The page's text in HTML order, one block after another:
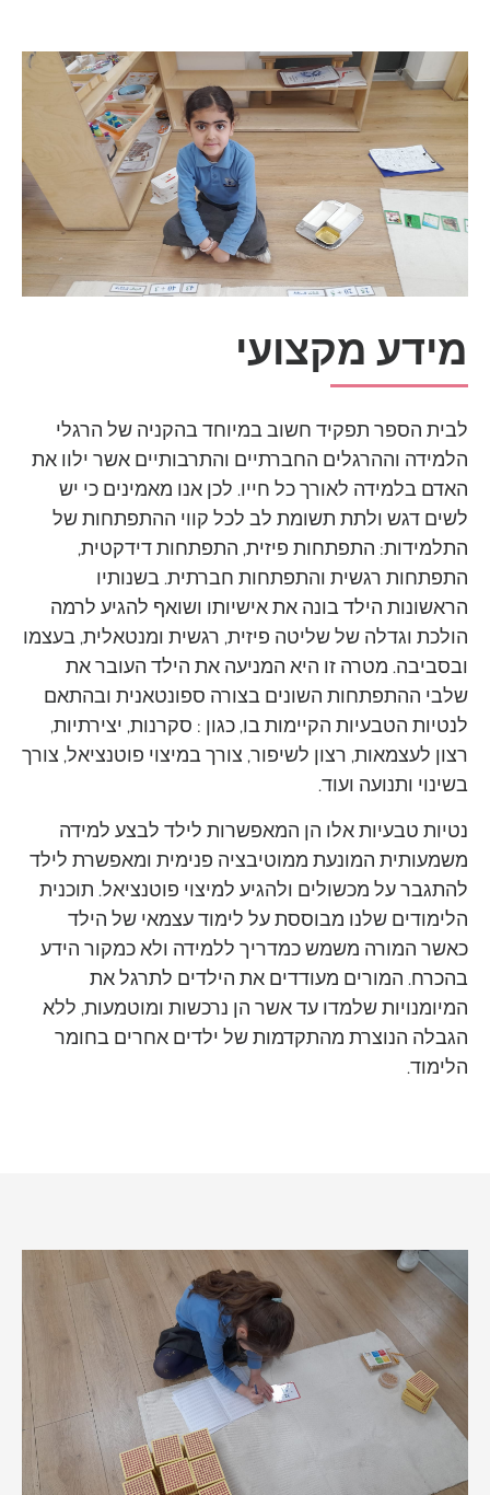
מידע מקצועי
לבית הספר תפקיד חשוב במיוחד בהקניה של הרגלי
הלמידה וההרגלים החברתיים והתרבותיים אשר ילוו את
האדם בלמידה לאורך כל חייו. לכן אנו מאמינים כי יש
לשים דגש ולתת תשומת לב לכל קווי ההתפתחות של
התלמידות: התפתחות פיזית, התפתחות דידקטית,
התפתחות רגשית והתפתחות חברתית. בשנותיו
הראשונות הילד בונה את אישיותו ושואף להגיע לרמה
הולכת וגדלה של שליטה פיזית, רגשית ומנטאלית, בעצמו
ובסביבה. מטרה זו היא המניעה את הילד העובר את
שלבי ההתפתחות השונים בצורה ספונטאנית ובהתאם
לנטיות הטבעיות הקיימות בו, כגון : סקרנות, יצירתיות,
רצון לעצמאות, רצון לשיפור, צורך במיצוי פוטנציאל, צורך
בשינוי ותנועה ועוד.
נטיות טבעיות אלו הן המאפשרות לילד לבצע למידה
משמעותית המונעת ממוטיבציה פנימית ומאפשרת לילד
להתגבר על מכשולים ולהגיע למיצוי פוטנציאל. תוכנית
הלימודים שלנו מבוססת על לימוד עצמאי של הילד
כאשר המורה משמש כמדריך ללמידה ולא כמקור הידע
בהכרח. המורים מעודדים את הילדים לתרגל את
המיומנויות שלמדו עד אשר הן נרכשות ומוטמעות, ללא
הגבלה הנוצרת מהתקדמות של ילדים אחרים בחומר
הלימוד.